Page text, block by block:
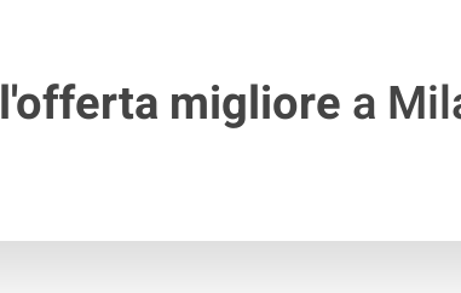
l'offerta migliorea